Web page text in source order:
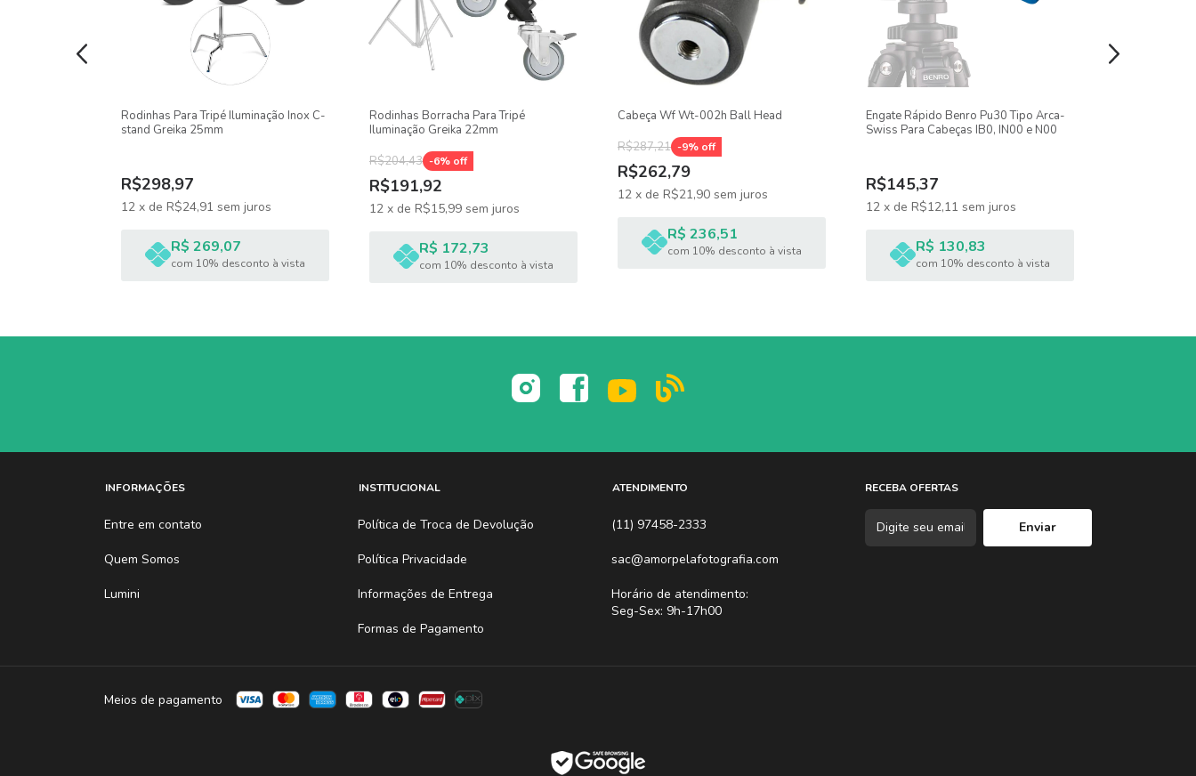
Garantia: 03 meses
Rodinhas Para Tripé Iluminação Inox C-
stand Greika 25mm
R$298,97
12 x de R$24,91 sem juros
R$ 269,07
com 10% desconto à vista
Rodinhas Borracha Para Tripé
Iluminação Greika 22mm
R$204,43 -6% off
R$191,92
12 x de R$15,99 sem juros
R$ 172,73
com 10% desconto à vista
Cabeça Wf Wt-002h Ball Head
R$287,21 -9% off
R$262,79
12 x de R$21,90 sem juros
R$ 236,51
com 10% desconto à vista
Engate Rápido Benro Pu30 Tipo Arca-
Swiss Para Cabeças IB0, IN00 e N00
R$145,37
12 x de R$12,11 sem juros
R$ 130,83
com 10% desconto à vista
INFORMAÇÕES
Entre em contato
Quem Somos
Lumini
INSTITUCIONAL
Política de Troca de Devolução
Política Privacidade
Informações de Entrega
Formas de Pagamento
ATENDIMENTO
(11) 97458-2333
sac@amorpelafotografia.com
Horário de atendimento:
Seg-Sex: 9h-17h00
RECEBA OFERTAS
Meios de pagamento